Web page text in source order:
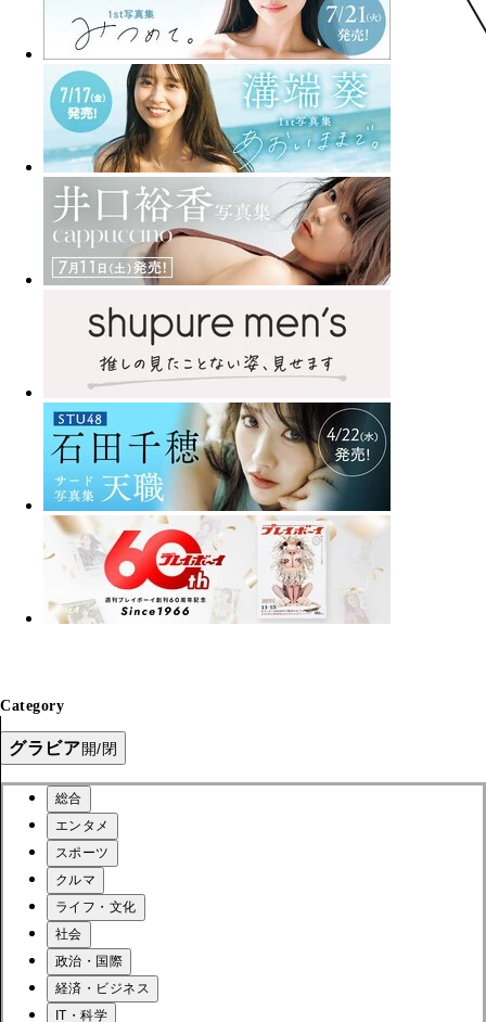
Category
グラビア開/閉
総合
エンタメ
スポーツ
クルマ
ライフ・文化
社会
政治・国際
経済・ビジネス
IT・科学